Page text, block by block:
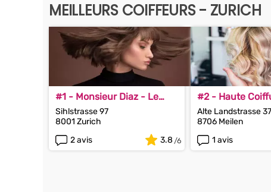
MEILLEURS COIFFEURS - ZURICH
#1 - Monsieur Diaz - Le
Coiffeur Français
Sihlstrasse 97
8001 Zurich
2 avis
3.8
#2 - Haute
Achhammer
Alte Landstrasse 37
8706 Meilen
1 avis